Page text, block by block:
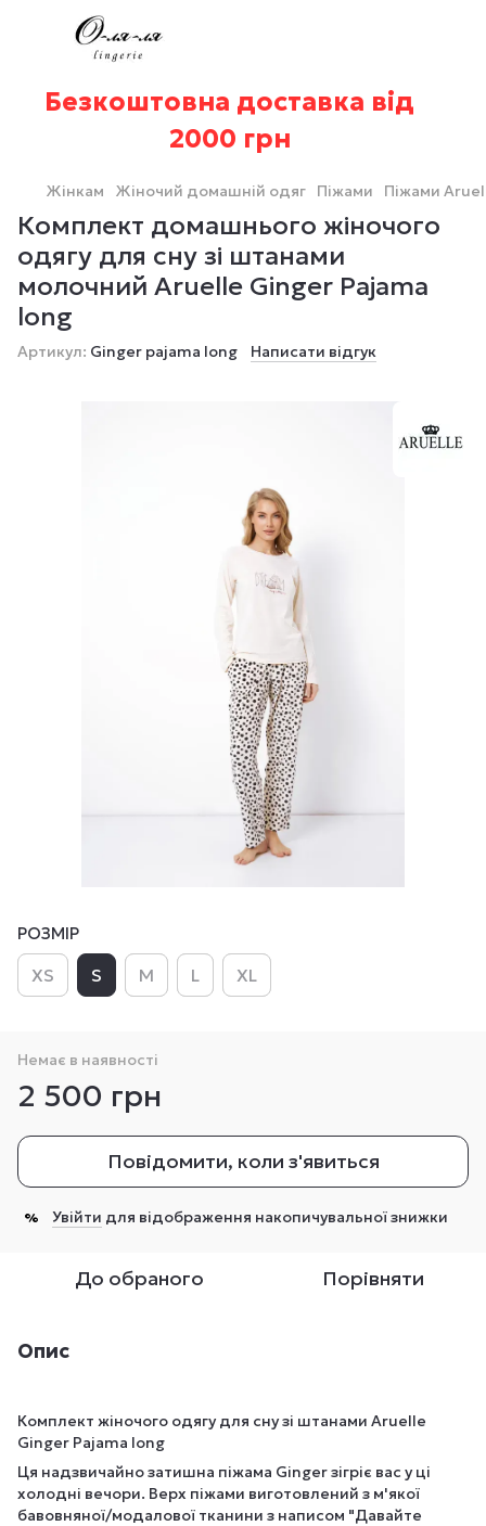
Безкоштовна доставка від
2000 грн
Жінкам Жіночий домашній одяг Піжами Піжами
Комплект домашнього жіночого
одягу для сну зі штанами
молочний Aruelle Ginger Pajama
long
Артикул: Ginger pajama long Написати відгук
РОЗМІР
XS S M L XL
Немає в наявності
2 500 грн
Повідомити, коли з'явиться
% Увійти для відображення накопичувальної знижки
До обраного Порівняти
Опис
Комплект жіночого одягу для сну зі штанами Aruelle
Ginger Pajama long
Ця надзвичайно затишна піжама Ginger зігріє вас у ці
холодні вечори. Верх піжами виготовлений з м'якої
бавовняної/модалової тканини з написом "Давайте